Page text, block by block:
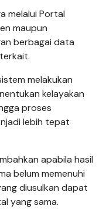
melalui Portal
maupun
berbagai data
melakukan
kelayakan
proses
lebih tepat
apabila hasil
belum memenuhi
diusulkan dapat
yang sama.